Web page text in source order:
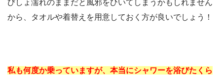
びしょ濡れのままだと風邪をひいてしまうかもしれません
から、タオルや着替えを用意しておく方が良いでしょう！
私も何度か乗っていますが、本当にシャワーを浴びたくら